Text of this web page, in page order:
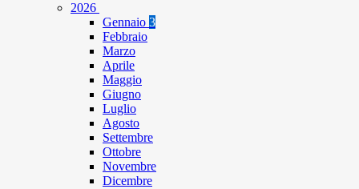
2026
Gennaio 3
Febbraio
Marzo
Aprile
Maggio
Giugno
Luglio
Agosto
Settembre
Ottobre
Novembre
Dicembre